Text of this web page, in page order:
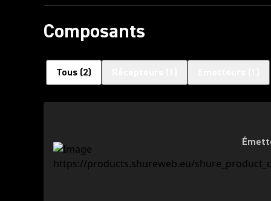
Composants
Tous (2)